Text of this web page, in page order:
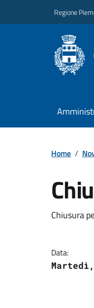
Regione
Home /
Chiusura
Data: